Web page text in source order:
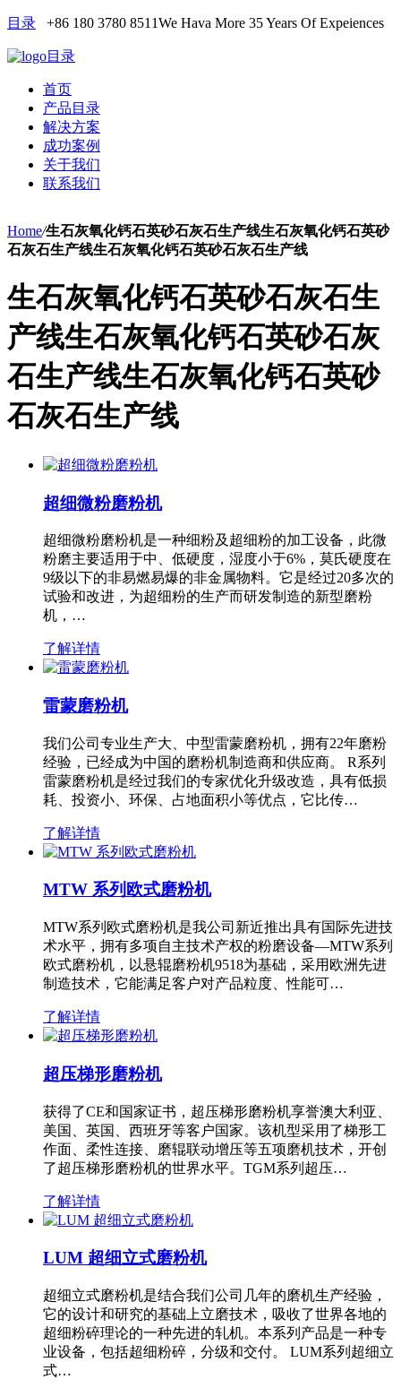
目录 +86 180 3780 8511We Hava More 35 Years Of Expeiences
目录
首页
产品目录
解决方案
成功案例
关于我们
联系我们
Home/生石灰氧化钙石英砂石灰石生产线生石灰氧化钙石英砂
石灰石生产线生石灰氧化钙石英砂石灰石生产线
生石灰氧化钙石英砂石灰石生
产线生石灰氧化钙石英砂石灰
石生产线生石灰氧化钙石英砂
石灰石生产线
超细微粉磨粉机
超细微粉磨粉机是一种细粉及超细粉的加工设备，此微
粉磨主要适用于中、低硬度，湿度小于6%，莫氏硬度在
9级以下的非易燃易爆的非金属物料。它是经过20多次的
试验和改进，为超细粉的生产而研发制造的新型磨粉
机，…
了解详情
雷蒙磨粉机
我们公司专业生产大、中型雷蒙磨粉机，拥有22年磨粉
经验，已经成为中国的磨粉机制造商和供应商。 R系列
雷蒙磨粉机是经过我们的专家优化升级改造，具有低损
耗、投资小、环保、占地面积小等优点，它比传…
了解详情
MTW 系列欧式磨粉机
MTW系列欧式磨粉机是我公司新近推出具有国际先进技
术水平，拥有多项自主技术产权的粉磨设备—MTW系列
欧式磨粉机，以悬辊磨粉机9518为基础，采用欧洲先进
制造技术，它能满足客户对产品粒度、性能可…
了解详情
超压梯形磨粉机
获得了CE和国家证书，超压梯形磨粉机享誉澳大利亚、
美国、英国、西班牙等客户国家。该机型采用了梯形工
作面、柔性连接、磨辊联动增压等五项磨机技术，开创
了超压梯形磨粉机的世界水平。TGM系列超压…
了解详情
LUM 超细立式磨粉机
超细立式磨粉机是结合我们公司几年的磨机生产经验，
它的设计和研究的基础上立磨技术，吸收了世界各地的
超细粉碎理论的一种先进的轧机。本系列产品是一种专
业设备，包括超细粉碎，分级和交付。 LUM系列超细立
式…